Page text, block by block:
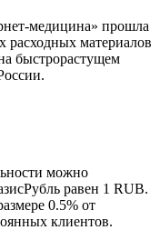
медицина» прошла
расходных материалов
быстрорастущем
можно
равен 1 RUB.
0.5% от
клиентов.